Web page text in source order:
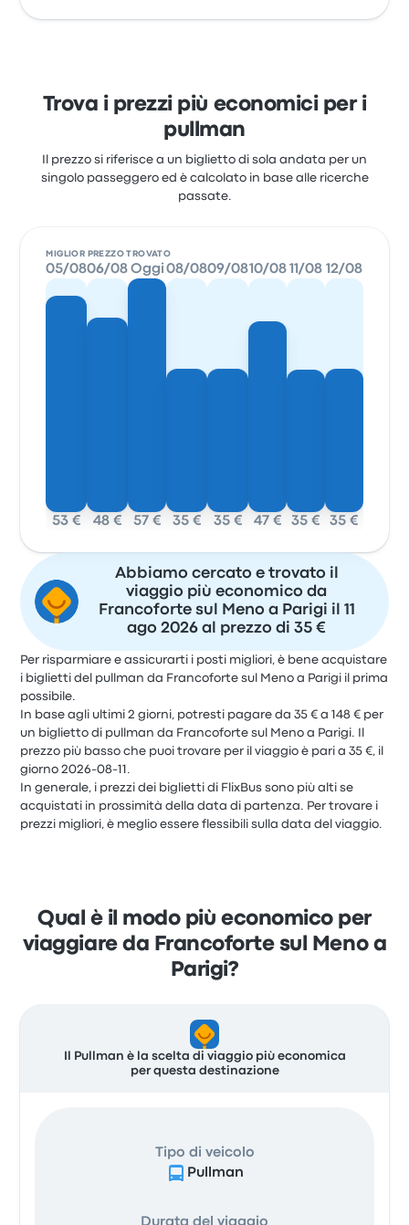
Trova i prezzi più economici per i
pullman
Il prezzo si riferisce a un biglietto di sola andata per un
singolo passeggero ed è calcolato in base alle ricerche
passate.
MIGLIOR PREZZO TROVATO
05/08
53 €
06/08
48 €
Oggi
57 €
08/08
35 €
09/08
35 €
10/08
47 €
11/08
35 €
12/08
35 €
Abbiamo cercato e trovato il
viaggio più economico da
Francoforte sul Meno a Parigi il 11
ago 2026 al prezzo di 35 €
Per risparmiare e assicurarti i posti migliori, è bene acquistare
i biglietti del pullman da Francoforte sul Meno a Parigi il prima
possibile.
In base agli ultimi 2 giorni, potresti pagare da 35 € a 148 € per
un biglietto di pullman da Francoforte sul Meno a Parigi. Il
prezzo più basso che puoi trovare per il viaggio è pari a 35 €, il
giorno 2026-08-11.
In generale, i prezzi dei biglietti di FlixBus sono più alti se
acquistati in prossimità della data di partenza. Per trovare i
prezzi migliori, è meglio essere flessibili sulla data del viaggio.
Qual è il modo più economico per
viaggiare da Francoforte sul Meno a
Parigi?
Il Pullman è la scelta di viaggio più economica
per questa destinazione
Tipo di veicolo
Pullman
Durata del viaggio